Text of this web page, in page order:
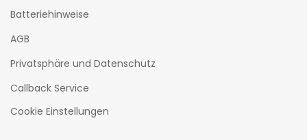
Batteriehinweise
AGB
Privatsphäre und Datenschutz
Callback Service
Cookie Einstellungen